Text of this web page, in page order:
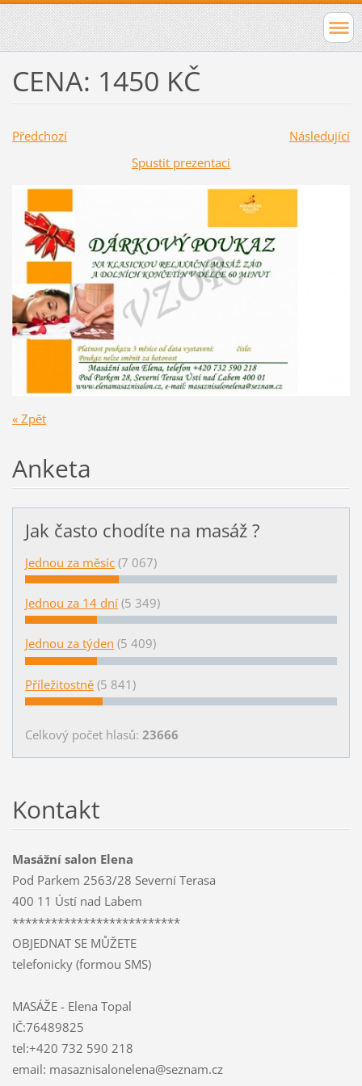
CENA: 1450 KČ
Předchozí
Následující
Spustit prezentaci
« Zpět
Anketa
Jak často chodíte na masáž ?
Jednou za měsíc (7 067)
Jednou za 14 dní (5 349)
Jednou za týden (5 409)
Příležitostně (5 841)
Celkový počet hlasů: 23666
Kontakt
Masážní salon Elena
Pod Parkem 2563/28 Severní Terasa
400 11 Ústí nad Labem
**************************
OBJEDNAT SE MŮŽETE
telefonicky (formou SMS)
MASÁŽE - Elena Topal
IČ:76489825
tel:+420 732 590 218
email: masaznisalonelena@seznam.cz